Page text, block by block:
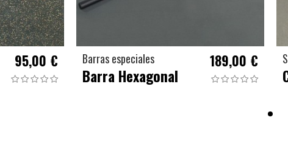
95,00 € Barras especiales
Barra Hexagonal
189,00 €